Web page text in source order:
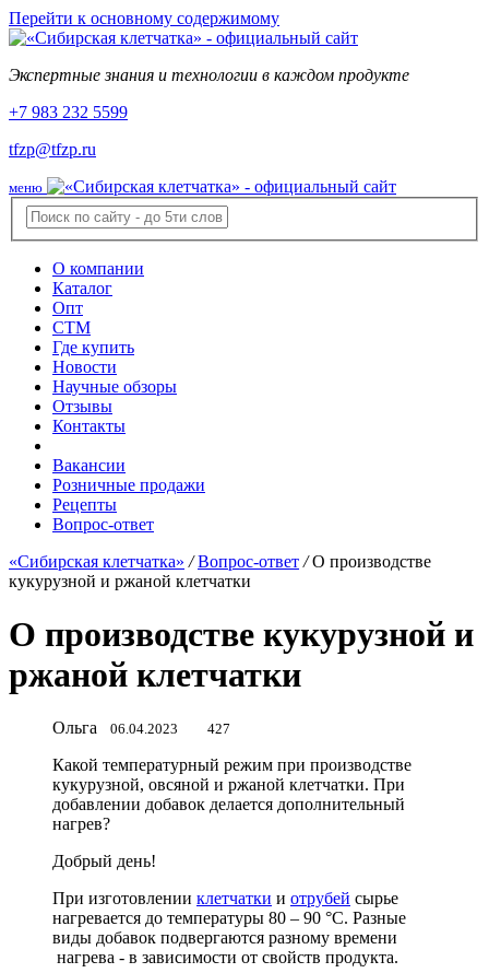
Перейти к основному содержимому
Экспертные знания и технологии в каждом продукте
+7 983 232 5599
tfzp@tfzp.ru
меню
О компании
Каталог
Опт
СТМ
Где купить
Новости
Научные обзоры
Отзывы
Контакты
Вакансии
Розничные продажи
Рецепты
Вопрос-ответ
«Сибирская клетчатка» / Вопрос-ответ / О производстве
кукурузной и ржаной клетчатки
О производстве кукурузной и
ржаной клетчатки
Ольга 06.04.2023 427
Какой температурный режим при производстве
кукурузной, овсяной и ржаной клетчатки. При
добавлении добавок делается дополнительный
нагрев?
Добрый день!
При изготовлении клетчатки и отрубей сырье
нагревается до температуры 80 – 90 °C. Разные
виды добавок подвергаются разному времени
нагрева - в зависимости от свойств продукта.